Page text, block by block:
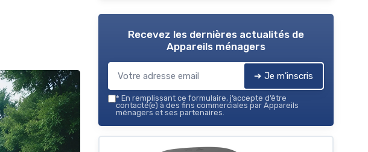
Recevez les dernières actualités de
Appareils ménagers
➔ Je m'inscris
* En remplissant ce formulaire, j’accepte d’être
contacté(e) à des fins commerciales par Appareils
ménagers et ses partenaires.